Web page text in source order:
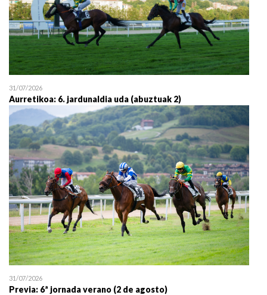
31/07/2026
Aurretikoa: 6. jardunaldia uda (abuztuak 2)
31/07/2026
Previa: 6ª jornada verano (2 de agosto)